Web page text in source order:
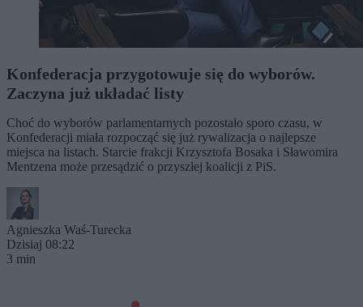
Konfederacja przygotowuje się do wyborów.
Zaczyna już układać listy
Choć do wyborów parlamentarnych pozostało sporo czasu, w
Konfederacji miała rozpocząć się już rywalizacja o najlepsze
miejsca na listach. Starcie frakcji Krzysztofa Bosaka i Sławomira
Mentzena może przesądzić o przyszłej koalicji z PiS.
Agnieszka Waś-Turecka
Dzisiaj 08:22
3 min